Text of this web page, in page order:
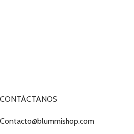
CONTÁCTANOS
Contacto@blummishop.com